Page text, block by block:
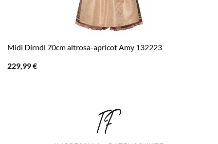
Midi Dirndl 70cm altrosa-apricot Amy 132223
229,99€